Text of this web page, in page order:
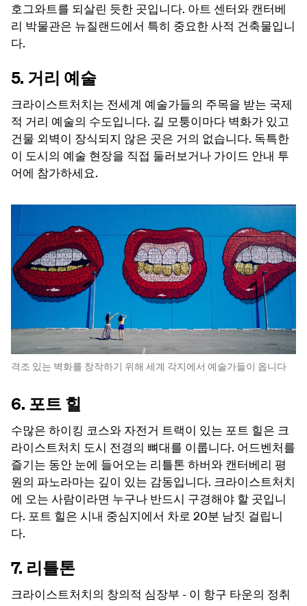
호그와트를 되살린 듯한 곳입니다. 아트 센터와 캔터베
리 박물관은 뉴질랜드에서 특히 중요한 사적 건축물입니
다.
5. 거리 예술
크라이스트처치는 전세계 예술가들의 주목을 받는 국제
적 거리 예술의 수도입니다. 길 모퉁이마다 벽화가 있고
건물 외벽이 장식되지 않은 곳은 거의 없습니다. 독특한
이 도시의 예술 현장을 직접 둘러보거나 가이드 안내 투
어에 참가하세요.
격조 있는 벽화를 창작하기 위해 세계 각지에서 예술가들이 옵니다
6. 포트 힐
수많은 하이킹 코스와 자전거 트랙이 있는 포트 힐은 크
라이스트처치 도시 전경의 뼈대를 이룹니다. 어드벤처를
즐기는 동안 눈에 들어오는 리틀톤 하버와 캔터베리 평
원의 파노라마는 깊이 있는 감동입니다. 크라이스트처치
에 오는 사람이라면 누구나 반드시 구경해야 할 곳입니
다. 포트 힐은 시내 중심지에서 차로 20분 남짓 걸립니
다.
7. 리틀톤
크라이스트처치의 창의적 심장부 - 이 항구 타운의 정취